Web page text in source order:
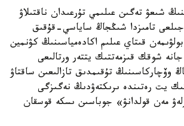
شىعۋ تەگىن عىلىمي تۇرعىدان ناقتىلاۋ
2025 -جىلعى تامىزدا شىڭجاڭ ساياسي-قۇقىق
قىتاي عىلىم اكادەمياسىنىڭ كۋنمين
جانە شوقك قىزمەتتىك يتتەر ورتالىعى
وۆچاركاسىنىڭ تۇقىمدىق تازالىعىن ساقتاۋ
يت رەتىندە ىرىكتەۋدىڭ نەگىزگى
مەن قولدانۋ» جوباسىن ىسكە قوسقان